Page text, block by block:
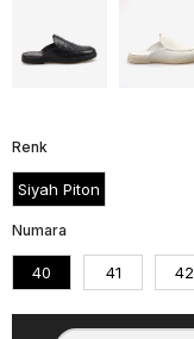
Renk
Siyah Piton
Numara
40 41 42